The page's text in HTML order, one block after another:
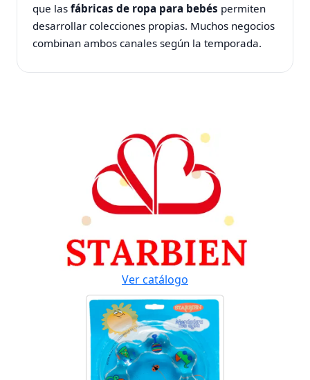
que lasfábricas de ropa para bebés permiten
desarrollar colecciones propias. Muchos negocios
combinan ambos canales según la temporada.
Ver catálogo